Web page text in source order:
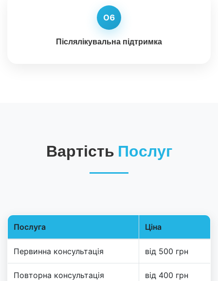
06
Післялікувальна підтримка
Вартість Послуг
Послуга Ціна
Первинна консультація від 500 грн
Повторна консультація від 400 грн